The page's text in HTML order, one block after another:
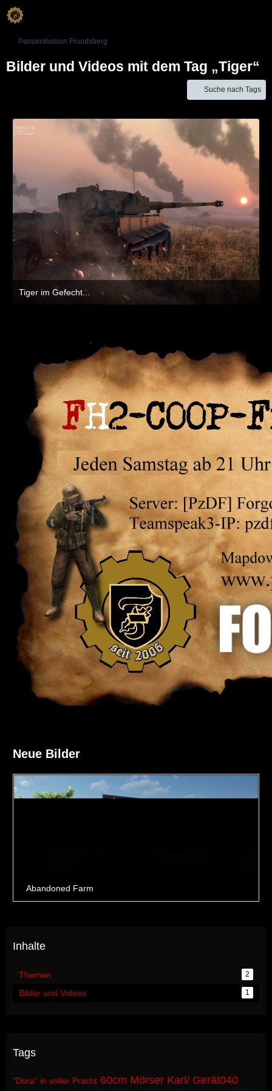
Panzerdivision Frundsberg
Bilder und Videos mit dem Tag „Tiger“
Suche nach Tags
Tiger im Gefecht...
4. Juli 2019 um 21:17
Neue Bilder
Inhalte
Themen 2
Bilder und Videos 1
Tags
"Dora" in voller Pracht 60cm Mörser Karl/ Gerät040